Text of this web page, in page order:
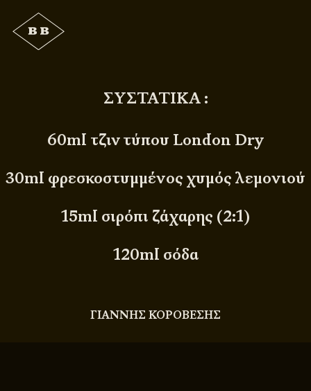
ΣΥΣΤΑΤΙΚΑ :
60ml τζιν τύπου London Dry
30ml φρεσκοστυμμένος χυμός λεμονιού
15ml σιρόπι ζάχαρης (2:1)
120ml σόδα
ΓΙΑΝΝΗΣ ΚΟΡΟΒΕΣΗΣ